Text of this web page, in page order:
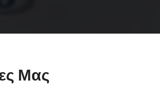
Μας